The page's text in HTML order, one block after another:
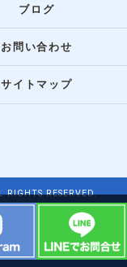
ブログ
お問い合わせ
サイトマップ
RESERVED.